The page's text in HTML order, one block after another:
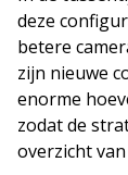
deze
betere
zijn nieuwe
enorme
zodat de
overzicht